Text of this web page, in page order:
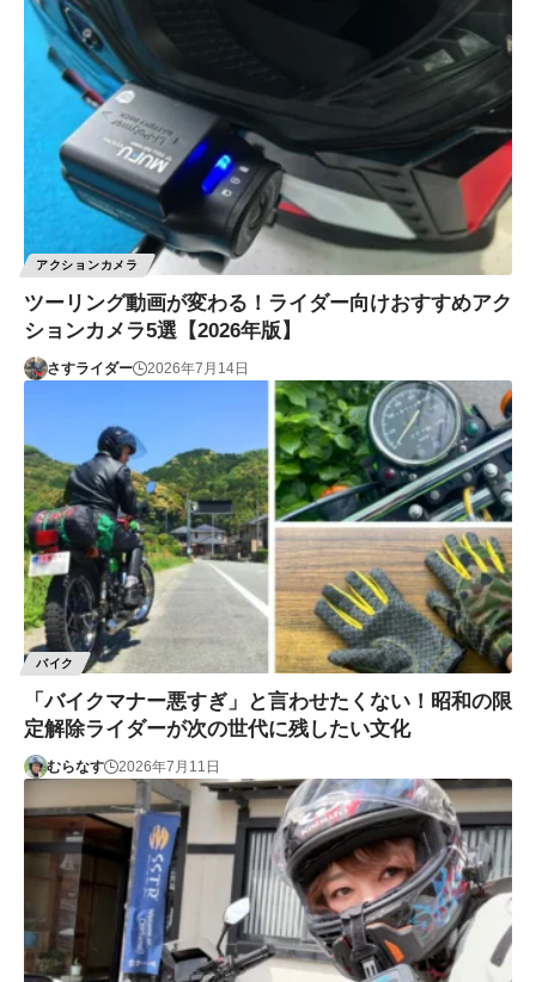
アクションカメラ
ツーリング動画が変わる！ライダー向けおすすめアク
ションカメラ5選【2026年版】
さすライダー 2026年7月14日
バイク
「バイクマナー悪すぎ」と言わせたくない！昭和の限
定解除ライダーが次の世代に残したい文化
むらなす 2026年7月11日